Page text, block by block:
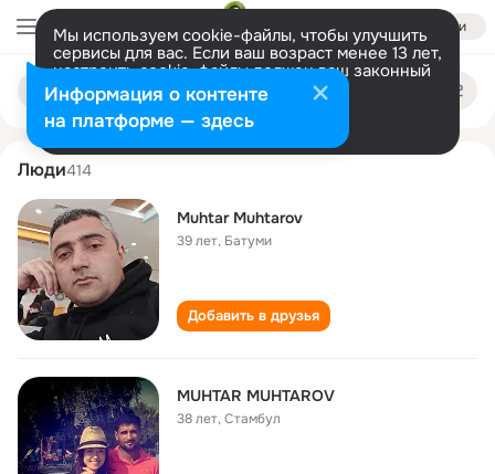
Войти
Мы используем cookie-файлы, чтобы улучшить
сервисы для вас. Если ваш возраст менее 13 лет,
настроить cookie-файлы должен ваш законный
представитель. Больше информации
Разрешить все Настроить
Поиск
людям
mukhtar mukhtarov
Люди414
Muhtar Muhtarov
39 лет, Батуми
Добавить в друзья
MUHTAR MUHTAROV
38 лет,Стамбул
Информация о контенте
на платформе — здесь